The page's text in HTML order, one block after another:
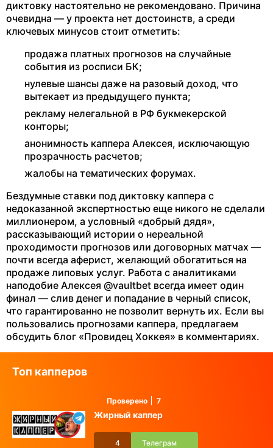
диктовку настоятельно не рекомендовано. Причина
очевидна — у проекта нет достоинств, а среди
ключевых минусов стоит отметить:
продажа платных прогнозов на случайные
события из росписи БК;
нулевые шансы даже на разовый доход, что
вытекает из предыдущего пункта;
рекламу нелегальной в РФ букмекерской
конторы;
анонимность каппера Алексея, исключающую
прозрачность расчетов;
жалобы на тематических форумах.
Бездумные ставки под диктовку каппера с
недоказанной экспертностью еще никого не сделали
миллионером, а условный «добрый дядя»,
рассказывающий истории о нереальной
проходимости прогнозов или договорных матчах —
почти всегда аферист, желающий обогатиться на
продаже липовых услуг. Работа с аналитиками
наподобие Алексея @vaultbet всегда имеет один
финал — слив денег и попадание в черный список,
что гарантированно не позволит вернуть их. Если вы
пользовались прогнозами каппера, предлагаем
обсудить блог «Провидец Хоккея» в комментариях.
Топ капперов
Проверено 7
Жирный каппер
4 Телеграм